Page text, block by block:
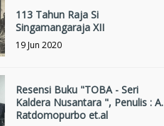
113 Tahun Raja Si
Singamangaraja XII
19 Jun 2020
Resensi Buku "TOBA - Seri
Kaldera Nusantara ", Penulis : A.
Ratdomopurbo et.al